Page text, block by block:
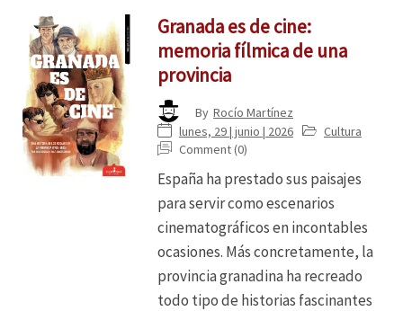
Granada es de cine:
memoria fílmica de una
provincia
By Rocío Martínez
lunes, 29 | junio | 2026
Cultura
Comment (0)
España ha prestado sus paisajes
para servir como escenarios
cinematográficos en incontables
ocasiones. Más concretamente, la
provincia granadina ha recreado
todo tipo de historias fascinantes